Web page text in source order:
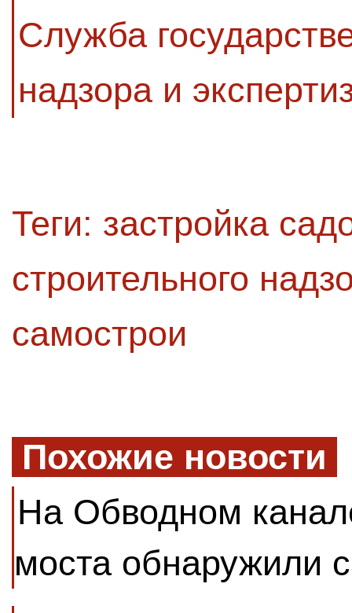
Служба
надзора и
Теги: застройка
строительного
самострои
Похожие новости
На Обводном
моста обнаружили